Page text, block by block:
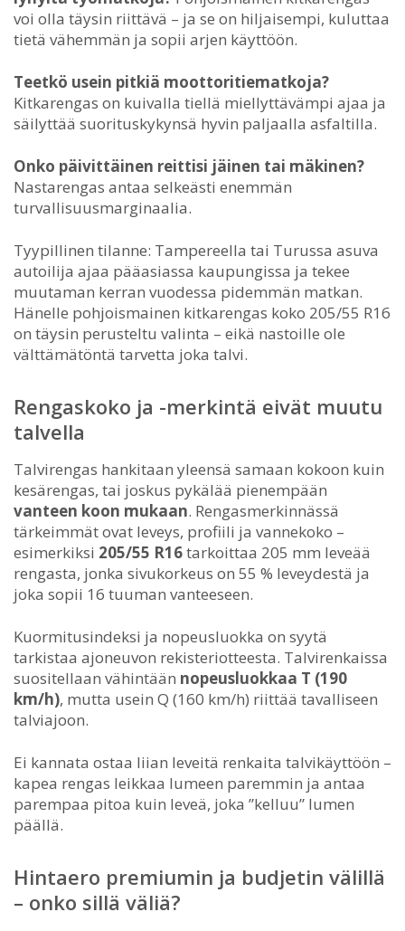
voi olla täysin riittävä – ja se on hiljaisempi, kuluttaa
tietä vähemmän ja sopii arjen käyttöön.
Teetkö usein pitkiä moottoritiematkoja?
Kitkarengas on kuivalla tiellä miellyttävämpi ajaa ja
säilyttää suorituskykynsä hyvin paljaalla asfaltilla.
Onko päivittäinen reittisi jäinen tai mäkinen?
Nastarengas antaa selkeästi enemmän
turvallisuusmarginaalia.
Tyypillinen tilanne: Tampereella tai Turussa asuva
autoilija ajaa pääasiassa kaupungissa ja tekee
muutaman kerran vuodessa pidemmän matkan.
Hänelle pohjoismainen kitkarengas koko 205/55 R16
on täysin perusteltu valinta – eikä nastoille ole
välttämätöntä tarvetta joka talvi.
Rengaskoko ja -merkintä eivät muutu
talvella
Talvirengas hankitaan yleensä samaan kokoon kuin
kesärengas, tai joskus pykälää pienempään
vanteen koon mukaan. Rengasmerkinnässä
tärkeimmät ovat leveys, profiili ja vannekoko –
esimerkiksi 205/55 R16tarkoittaa 205 mm leveää
rengasta, jonka sivukorkeus on 55 % leveydestä ja
joka sopii 16 tuuman vanteeseen.
Kuormitusindeksi ja nopeusluokka on syytä
tarkistaa ajoneuvon rekisteriotteesta. Talvirenkaissa
suositellaan vähintään nopeusluokkaa T (190
km/h), mutta usein Q (160 km/h) riittää tavalliseen
talviajoon.
Ei kannata ostaa liian leveitä renkaita talvikäyttöön –
kapea rengas leikkaa lumeen paremmin ja antaa
parempaa pitoa kuin leveä, joka ”kelluu” lumen
päällä.
Hintaero premiumin ja budjetin välillä
– onko sillä väliä?